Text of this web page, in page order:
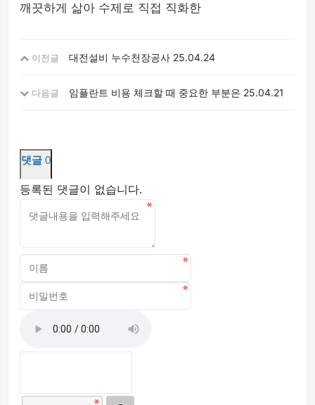
깨끗하게 삶아 수제로 직접 직화한
이전글 대전설비 누수천장공사 25.04.24
다음글 임플란트 비용 체크할 때 중요한 부분은 25.04.21
댓글 0
등록된 댓글이 없습니다.